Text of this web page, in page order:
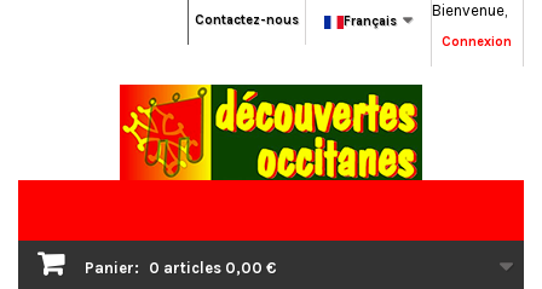
Bienvenue,
Connexion
Français
Contactez-nous
Panier: 0 articles 0,00 €